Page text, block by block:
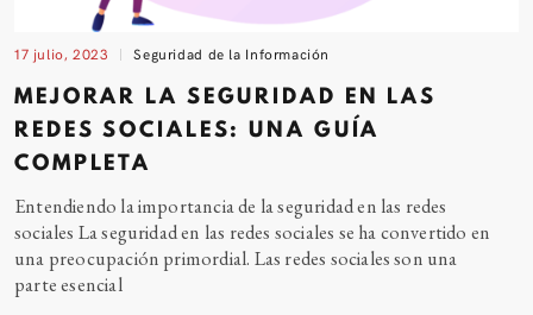
17 julio, 2023 Seguridad de la Información
MEJORAR LA SEGURIDAD EN LAS
REDES SOCIALES: UNA GUÍA
COMPLETA
Entendiendo la importancia de la seguridad en las redes
sociales La seguridad en las redes sociales se ha convertido en
una preocupación primordial. Las redes sociales son una
parte esencial